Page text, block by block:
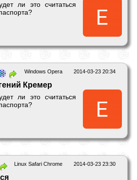
ли это считаться
2014-03-23 20:34
Windows Opera
Кремер
ли это считаться
2014-03-23 23:30
Linux Safari Chrome